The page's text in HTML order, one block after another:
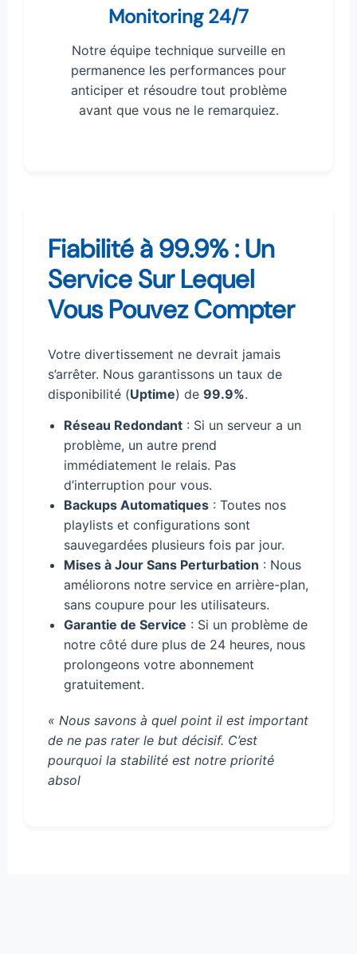
Monitoring 24/7
Notre équipe technique surveille en
permanence les performances pour
anticiper et résoudre tout problème
avant que vous ne le remarquiez.
Fiabilité à 99.9% : Un
Service Sur Lequel
Vous Pouvez Compter
Votre divertissement ne devrait jamais
s’arrêter. Nous garantissons un taux de
disponibilité (Uptime) de 99.9%.
Réseau Redondant : Si un serveur a un
problème, un autre prend
immédiatement le relais. Pas
d’interruption pour vous.
Backups Automatiques : Toutes nos
playlists et configurations sont
sauvegardées plusieurs fois par jour.
Mises à Jour Sans Perturbation : Nous
améliorons notre service en arrière-plan,
sans coupure pour les utilisateurs.
Garantie de Service : Si un problème de
notre côté dure plus de 24 heures, nous
prolongeons votre abonnement
gratuitement.
« Nous savons à quel point il est important
de ne pas rater le but décisif. C’est
pourquoi la stabilité est notre priorité
absol